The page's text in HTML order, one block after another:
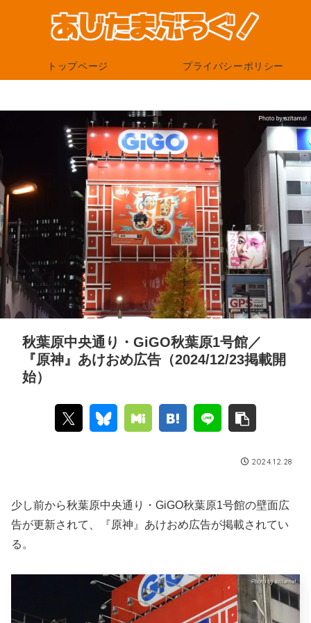
トップページ プライバシーポリシー
秋葉原中央通り・GiGO秋葉原1号館／
『原神』あけおめ広告（2024/12/23掲載開
始）
2024.12.28
少し前から秋葉原中央通り・GiGO秋葉原1号館の壁面広
告が更新されて、『原神』あけおめ広告が掲載されてい
る。